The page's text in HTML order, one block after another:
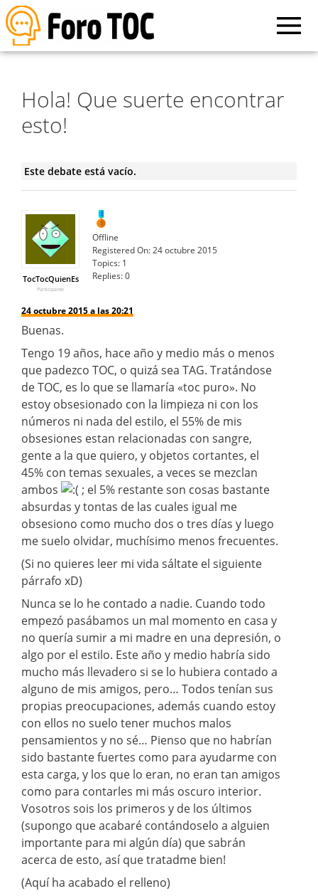
Hola! Que suerte encontrar
esto!
Este debate está vacío.
TocTocQuienEs
Participante
Offline
Registered On:24 octubre 2015
Topics: 1
Replies:0
24 octubre 2015 a las 20:21
Buenas.
Tengo 19 años, hace año y medio más o menos
que padezco TOC, o quizá sea TAG. Tratándose
de TOC, es lo que se llamaría «toc puro». No
estoy obsesionado con la limpieza ni con los
números ni nada del estilo, el 55% de mis
obsesiones estan relacionadas con sangre,
gente a la que quiero, y objetos cortantes, el
45% con temas sexuales, a veces se mezclan
ambos
; el 5% restante son cosas bastante
absurdas y tontas de las cuales igual me
obsesiono como mucho dos o tres días y luego
me suelo olvidar, muchísimo menos frecuentes.
(Si no quieres leer mi vida sáltate el siguiente
párrafo xD)
Nunca se lo he contado a nadie. Cuando todo
empezó pasábamos un mal momento en casa y
no quería sumir a mi madre en una depresión, o
algo por el estilo. Este año y medio habría sido
mucho más llevadero si se lo hubiera contado a
alguno de mis amigos, pero… Todos tenían sus
propias preocupaciones, además cuando estoy
con ellos no suelo tener muchos malos
pensamientos y no sé… Pienso que no habrían
sido bastante fuertes como para ayudarme con
esta carga, y los que lo eran, no eran tan amigos
como para contarles mi más oscuro interior.
Vosotros sois los primeros y de los últimos
(supongo que acabaré contándoselo a alguien
importante para mi algún día) que sabrán
acerca de esto, así que tratadme bien!
(Aquí ha acabado el relleno)